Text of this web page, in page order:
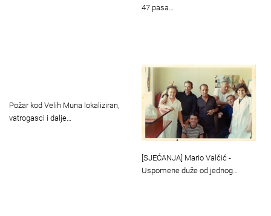
47 pasa…
Požar kod Velih Muna lokaliziran,
vatrogasci i dalje…
[SJEĆANJA] Mario Valčić -
Uspomene duže od jednog…